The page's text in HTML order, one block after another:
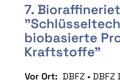
7.
biobasierte
Kraftstoffe"
Vor Ort: DBFZ •